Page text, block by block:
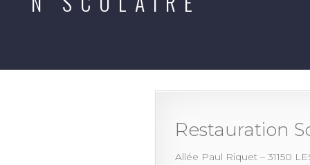
Restauration
Allée Paul Riquet – 31150